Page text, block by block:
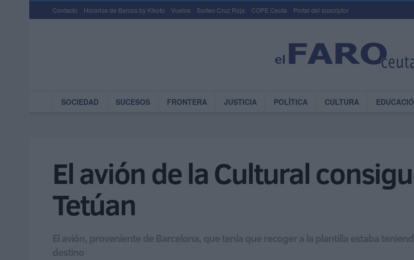
Contacto Horarios de Barcos by Kikoto Vuelos Sorteo Cruz Roja COPE Ceuta Portal del suscriptor
SOCIEDAD SUCESOS FRONTERA JUSTICIA POLÍTICA CULTURA
El avión de la Cultural
Tetúan
El avión, proveniente de Barcelona, que tenía que recoger a la plantilla estaba
destino